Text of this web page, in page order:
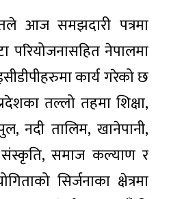
आज समझदारी पत्रमा
परियोजनासहित नेपालमा
कार्य गरेको छ
तल्लो तहमा शिक्षा,
नदी तालिम, खानेपानी,
संस्कृति, समाज कल्याण र
सिर्जनाका क्षेत्रमा